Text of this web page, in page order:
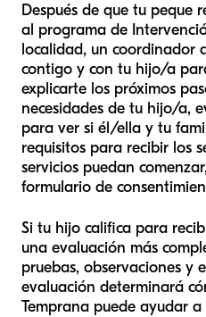
Después de que tu peque
al programa de
localidad, un coordinador
contigo y con tu hijo/a
explicarte los próximos
necesidades de tu hijo/a,
para ver si él/ella y tu
requisitos para recibir los
servicios puedan
formulario de
Si tu hijo califica para
una evaluación más
pruebas, observaciones y
evaluación determinará
Temprana puede ayudar